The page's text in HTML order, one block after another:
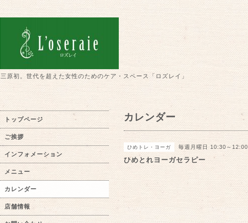
三原初。世代を超えた女性のためのケア・スペース「ロズレイ」
カレンダー
ひめトレ・ヨーガ 毎週月曜日 10:30～12:00
ひめとれヨーガセラピー
トップページ
ご挨拶
インフォメーション
メニュー
カレンダー
店舗情報